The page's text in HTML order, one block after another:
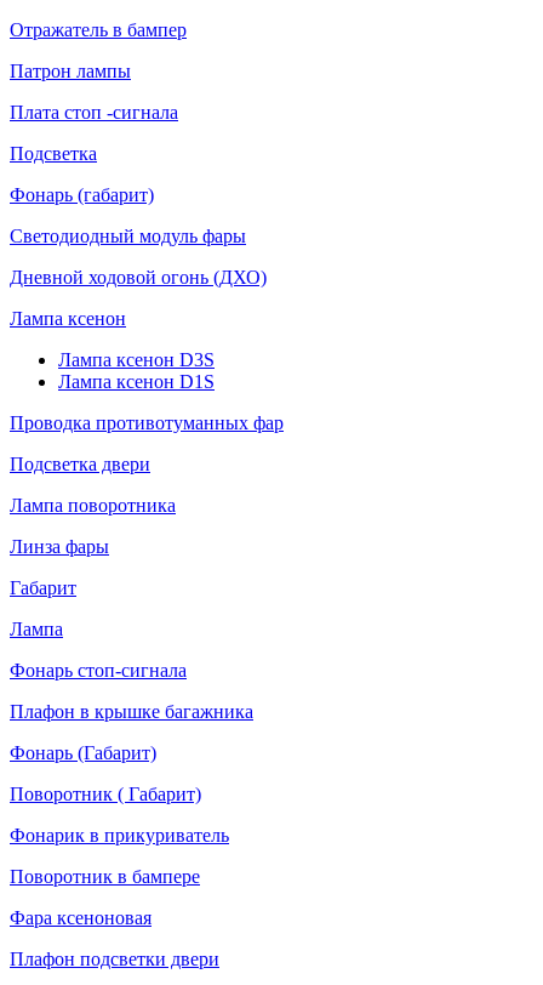
Отражатель в бампер
Патрон лампы
Плата стоп -сигнала
Подсветка
Фонарь (габарит)
Светодиодный модуль фары
Дневной ходовой огонь (ДХО)
Лампа ксенон
Лампа ксенон D3S
Лампа ксенон D1S
Проводка противотуманных фар
Подсветка двери
Лампа поворотника
Линза фары
Габарит
Лампа
Фонарь стоп-сигнала
Плафон в крышке багажника
Фонарь (Габарит)
Поворотник ( Габарит)
Фонарик в прикуриватель
Поворотник в бампере
Фара ксеноновая
Плафон подсветки двери